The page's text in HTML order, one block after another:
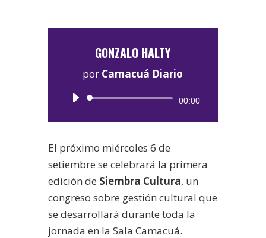
GONZALO HALTY
por Camacuá Diario
Reproductor
00:00
El próximo miércoles 6 de
setiembre se celebrará la primera
edición de Siembra Cultura, un
congreso sobre gestión cultural que
se desarrollará durante toda la
jornada en la Sala Camacuá.